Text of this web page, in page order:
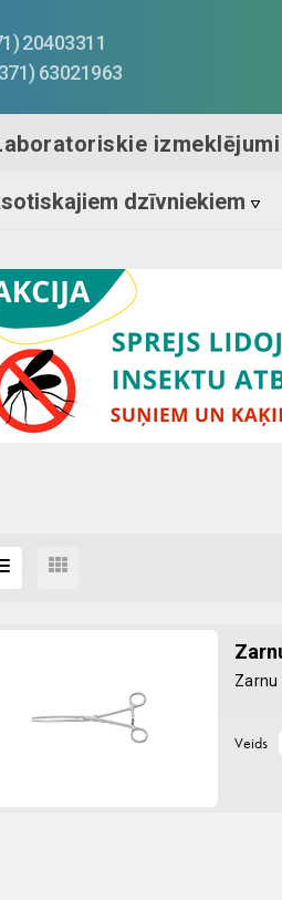
20403311
63021963
izmeklējumi
dzīvniekiem
Zarnu
Veids